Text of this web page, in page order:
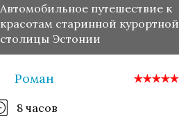
Автомобильное путешествие к
красотам старинной курортной
столицы Эстонии
Роман
8 часов